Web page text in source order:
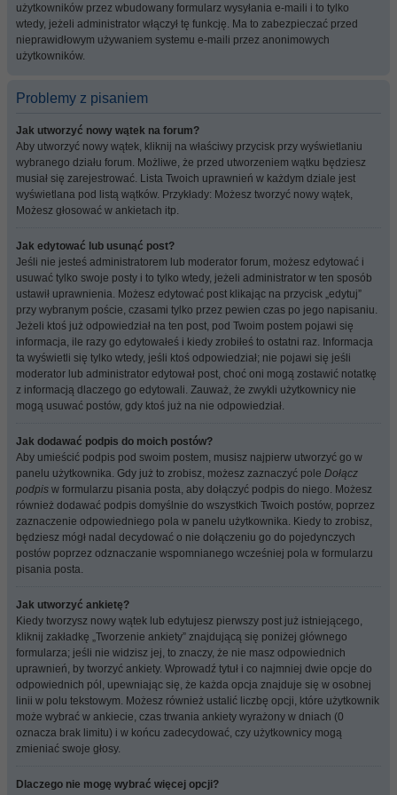
użytkowników przez wbudowany formularz wysyłania e-maili i to tylko
wtedy, jeżeli administrator włączył tę funkcję. Ma to zabezpieczać przed
nieprawidłowym używaniem systemu e-maili przez anonimowych
użytkowników.
Problemy z pisaniem
Jak utworzyć nowy wątek na forum?
Aby utworzyć nowy wątek, kliknij na właściwy przycisk przy wyświetlaniu
wybranego działu forum. Możliwe, że przed utworzeniem wątku będziesz
musiał się zarejestrować. Lista Twoich uprawnień w każdym dziale jest
wyświetlana pod listą wątków. Przykłady: Możesz tworzyć nowy wątek,
Możesz głosować w ankietach itp.
Jak edytować lub usunąć post?
Jeśli nie jesteś administratorem lub moderator forum, możesz edytować i
usuwać tylko swoje posty i to tylko wtedy, jeżeli administrator w ten sposób
ustawił uprawnienia. Możesz edytować post klikając na przycisk „edytuj”
przy wybranym poście, czasami tylko przez pewien czas po jego napisaniu.
Jeżeli ktoś już odpowiedział na ten post, pod Twoim postem pojawi się
informacja, ile razy go edytowałeś i kiedy zrobiłeś to ostatni raz. Informacja
ta wyświetli się tylko wtedy, jeśli ktoś odpowiedział; nie pojawi się jeśli
moderator lub administrator edytował post, choć oni mogą zostawić notatkę
z informacją dlaczego go edytowali. Zauważ, że zwykli użytkownicy nie
mogą usuwać postów, gdy ktoś już na nie odpowiedział.
Jak dodawać podpis do moich postów?
Aby umieścić podpis pod swoim postem, musisz najpierw utworzyć go w
panelu użytkownika. Gdy już to zrobisz, możesz zaznaczyć pole Dołącz
podpis w formularzu pisania posta, aby dołączyć podpis do niego. Możesz
również dodawać podpis domyślnie do wszystkich Twoich postów, poprzez
zaznaczenie odpowiedniego pola w panelu użytkownika. Kiedy to zrobisz,
będziesz mógł nadal decydować o nie dołączeniu go do pojedynczych
postów poprzez odznaczanie wspomnianego wcześniej pola w formularzu
pisania posta.
Jak utworzyć ankietę?
Kiedy tworzysz nowy wątek lub edytujesz pierwszy post już istniejącego,
kliknij zakładkę „Tworzenie ankiety” znajdującą się poniżej głównego
formularza; jeśli nie widzisz jej, to znaczy, że nie masz odpowiednich
uprawnień, by tworzyć ankiety. Wprowadź tytuł i co najmniej dwie opcje do
odpowiednich pól, upewniając się, że każda opcja znajduje się w osobnej
linii w polu tekstowym. Możesz również ustalić liczbę opcji, które użytkownik
może wybrać w ankiecie, czas trwania ankiety wyrażony w dniach (0
oznacza brak limitu) i w końcu zadecydować, czy użytkownicy mogą
zmieniać swoje głosy.
Dlaczego nie mogę wybrać więcej opcji?